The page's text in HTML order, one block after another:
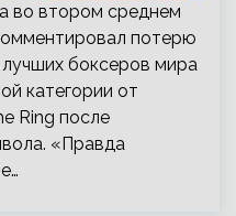
во втором среднем
потерю
боксеров мира
категории от
Ring после
«Правда